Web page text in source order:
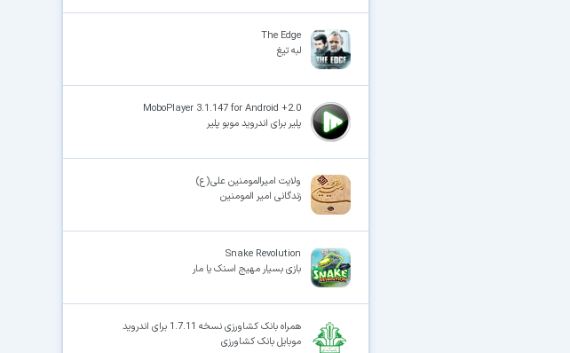
The Edge
لبه تیغ
MoboPlayer 3.1.147 for Android +2.0
پلیر برای اندروید موبو پلیر
ولایت امیرالمومنین علی(ع)
زندگانی امیر المومنین
Snake Revolution
بازی بسیار مهیج اسنک یا مار
همراه بانک کشاورزی نسخه 1.7.11 برای اندروید
موبایل بانک کشاورزی